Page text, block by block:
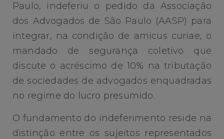
Paulo, indeferiu o pedido da Associação
dos Advogados de São Paulo (AASP) para
integrar, na condição de amicus curiae, o
mandado de segurança coletivo que
discute o acréscimo de 10% na tributação
de sociedades de advogados enquadradas
no regime do lucro presumido.
O fundamento do indeferimento reside na
distinção entre os sujeitos representados